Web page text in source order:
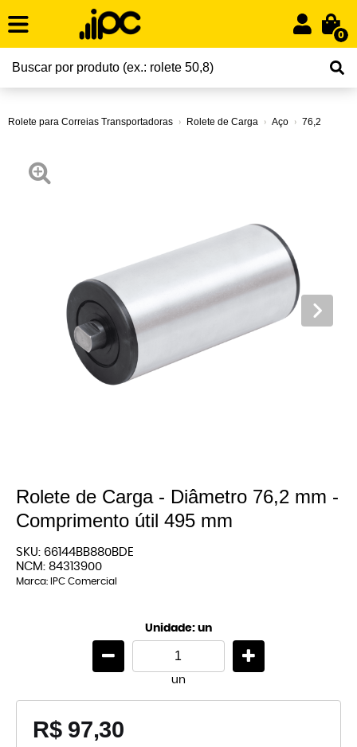
0
Rolete para Correias Transportadoras Rolete de Carga Aço 76,2
Rolete de Carga - Diâmetro 76,2 mm -
Comprimento útil 495 mm
SKU: 66144BB880BDE
NCM: 84313900
Marca: IPC Comercial
Unidade: un
un
R$ 97,30